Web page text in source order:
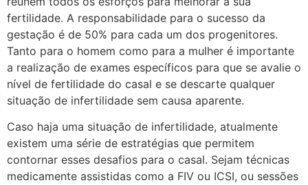
fertilidade. A responsabilidade para o sucesso da
gestação é de 50% para cada um dos progenitores.
Tanto para o homem como para a mulher é importante
a realização de exames específicos para que se avalie o
nível de fertilidade do casal e se descarte qualquer
situação de infertilidade sem causa aparente.
Caso haja uma situação de infertilidade, atualmente
existem uma série de estratégias que permitem
contornar esses desafios para o casal. Sejam técnicas
medicamente assistidas como a FIV ou ICSI, ou sessões